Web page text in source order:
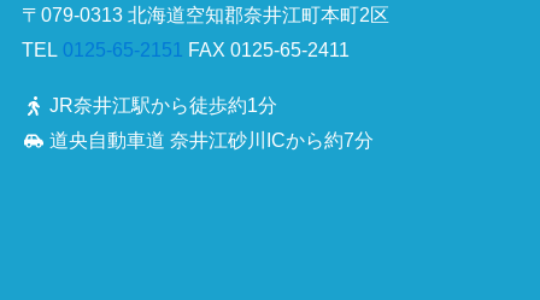
〒079-0313 北海道空知郡奈井江町本町2区
TEL 0125-65-2151 FAX 0125-65-2411
JR奈井江駅から徒歩約1分
道央自動車道 奈井江砂川ICから約7分